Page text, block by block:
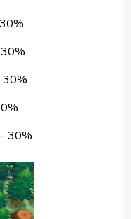
30%
- 30%